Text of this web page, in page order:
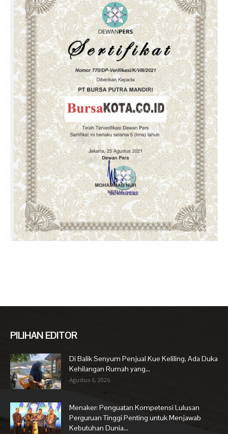
PILIHAN EDITOR
Di Balik Senyum Penjual Kue Keliling, Ada Duka
Kehilangan Rumah yang...
Agustus 6, 2026
Menaker: Penguatan Kompetensi Lulusan
Perguruan Tinggi Penting untuk Menjawab
Kebutuhan Dunia...